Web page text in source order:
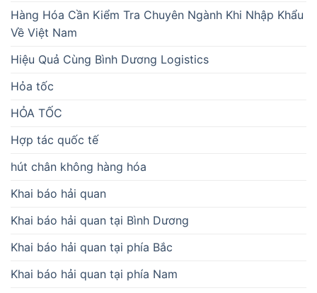
Hàng Hóa Cần Kiểm Tra Chuyên Ngành Khi Nhập Khẩu
Về Việt Nam
Hiệu Quả Cùng Bình Dương Logistics
Hỏa tốc
HỎA TỐC
Hợp tác quốc tế
hút chân không hàng hóa
Khai báo hải quan
Khai báo hải quan tại Bình Dương
Khai báo hải quan tại phía Bắc
Khai báo hải quan tại phía Nam